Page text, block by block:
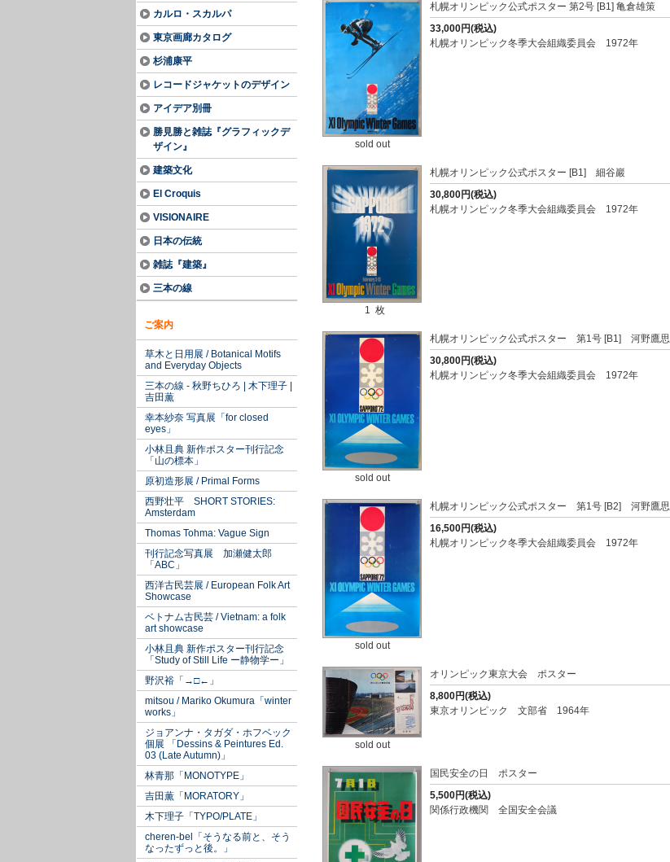
カルロ・スカルパ
東京画廊カタログ
杉浦康平
レコードジャケットのデザイン
アイデア別冊
勝見勝と雑誌『グラフィックデ
ザイン』
建築文化
El Croquis
VISIONAIRE
日本の伝統
雑誌『建築』
三本の線
ご案内
草木と日用展 / Botanical Motifs
and Everyday Objects
三本の線 - 秋野ちひろ | 木下理子 |
吉田薫
幸本紗奈 写真展「for closed
eyes」
小林且典 新作ポスター刊行記念
「山の標本」
原初造形展 / Primal Forms
西野壮平 SHORT STORIES:
Amsterdam
Thomas Tohma: Vague Sign
刊行記念写真展 加瀬健太郎
「ABC」
西洋古民芸展 / European Folk Art
Showcase
ベトナム古民芸 / Vietnam: a folk
art showcase
小林且典 新作ポスター刊行記念
「Study of Still Life ー静物学ー」
野沢裕「→□←」
mitsou / Mariko Okumura「winter
works」
ジョアンナ・タガダ・ホフベック
個展 「Dessins & Peintures Ed.
03 (Late Autumn)」
林青那「MONOTYPE」
吉田薫「MORATORY」
木下理子「TYPO/PLATE」
cheren-bel「そうなる前と、そう
なったずっと後。」
sold out
札幌オリンピック公式ポスター 第2号 [B1] 亀倉雄策
33,000円(税込)
札幌オリンピック冬季大会組織委員会 1972年
1 枚
札幌オリンピック公式ポスター [B1] 細谷巖
30,800円(税込)
札幌オリンピック冬季大会組織委員会 1972年
sold out
札幌オリンピック公式ポスター 第1号 [B1] 河野鷹思
30,800円(税込)
札幌オリンピック冬季大会組織委員会 1972年
sold out
札幌オリンピック公式ポスター 第1号 [B2] 河野鷹思
16,500円(税込)
札幌オリンピック冬季大会組織委員会 1972年
sold out
オリンピック東京大会 ポスター
8,800円(税込)
東京オリンピック 文部省 1964年
国民安全の日 ポスター
5,500円(税込)
関係行政機関 全国安全会議